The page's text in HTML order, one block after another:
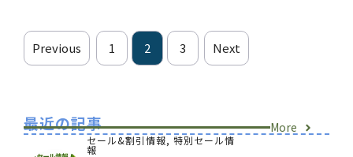
Previous 1 2 3 Next
最近の記事 More
セール&割引情報, 特別セール情
報